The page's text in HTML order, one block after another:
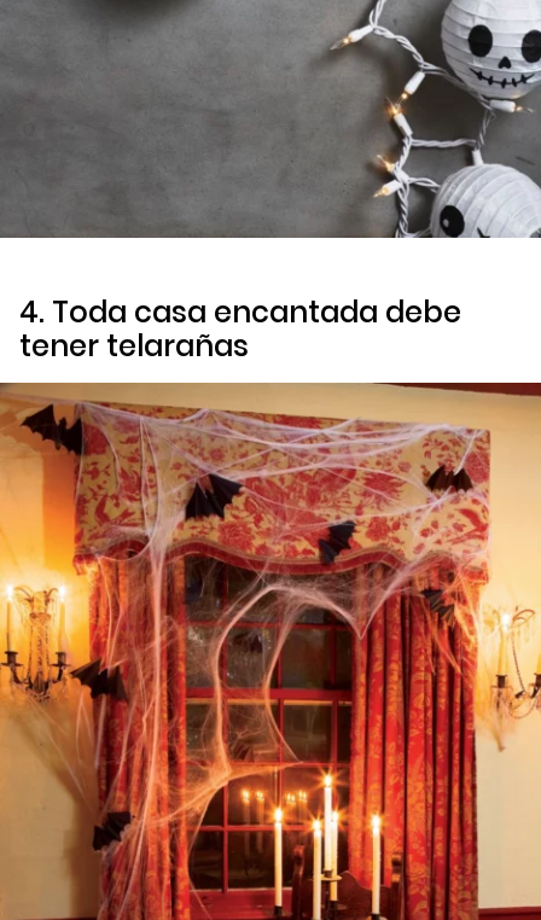
4. Toda casa encantada debe
tener telarañas